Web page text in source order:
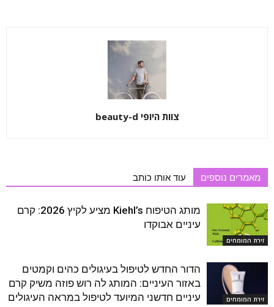
צוות היופי beauty-d
מאמרים נוספים עוד אותו כותב
זירת המומחים
מותג הטיפוח Kiehl’s מציע לקיץ 2026: קרם
עיניים אבוקדו
זירת המומחים
הדור החדש לטיפול בעיגולים כהים וקמטים
באזור העיניים: המותג לה רוש פוזה משיק קרם
עיניים חדשני המיועד לטיפול במראה העיגולים